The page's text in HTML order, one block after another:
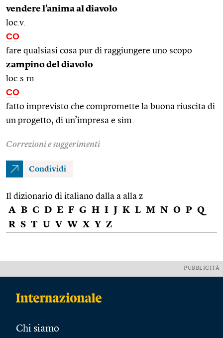
vendere l’anima al diavolo
loc.v.
CO
fare qualsiasi cosa pur di raggiungere uno scopo
zampino del diavolo
loc.s.m.
CO
fatto imprevisto che compromette la buona riuscita di
un progetto, di un’impresa e sim.
Correzioni e suggerimenti
Condividi
Il dizionario di italiano dalla a alla z
A B C D E F G H I J K L M N O P Q
R S T U V W X Y Z
PUBBLICITÀ
Chi siamo